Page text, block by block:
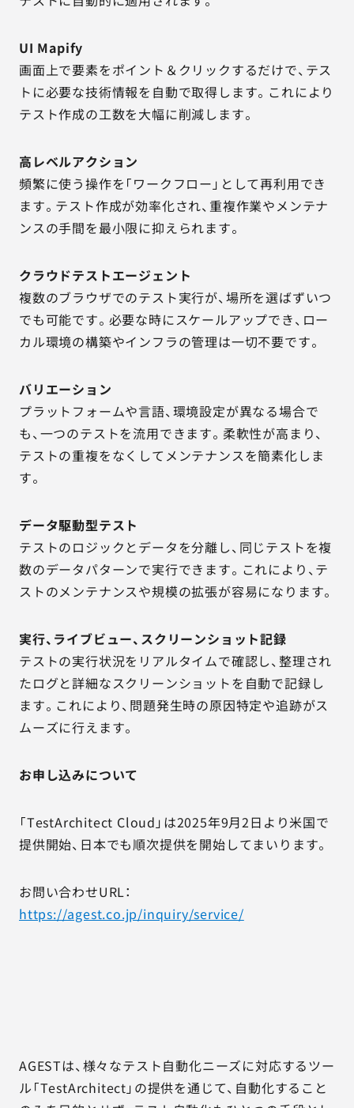
UI Mapify
画面上で要素をポイント＆クリックするだけで、テス
トに必要な技術情報を自動で取得します。これにより
テスト作成の工数を大幅に削減します。
高レベルアクション
頻繁に使う操作を「ワークフロー」として再利用でき
ます。テスト作成が効率化され、重複作業やメンテナ
ンスの手間を最小限に抑えられます。
クラウドテストエージェント
複数のブラウザでのテスト実行が、場所を選ばずいつ
でも可能です。必要な時にスケールアップでき、ロー
カル環境の構築やインフラの管理は一切不要です。
バリエーション
プラットフォームや言語、環境設定が異なる場合で
も、一つのテストを流用できます。柔軟性が高まり、
テストの重複をなくしてメンテナンスを簡素化しま
す。
データ駆動型テスト
テストのロジックとデータを分離し、同じテストを複
数のデータパターンで実行できます。これにより、テ
ストのメンテナンスや規模の拡張が容易になります。
実行、ライブビュー、スクリーンショット記録
テストの実行状況をリアルタイムで確認し、整理され
たログと詳細なスクリーンショットを自動で記録し
ます。これにより、問題発生時の原因特定や追跡がス
ムーズに行えます。
お申し込みについて
「TestArchitect Cloud」は2025年9月2日より米国で
提供開始、日本でも順次提供を開始してまいります。
お問い合わせURL：
https://agest.co.jp/inquiry/service/
AGESTは、様々なテスト自動化ニーズに対応するツー
ル「TestArchitect」の提供を通じて、自動化すること